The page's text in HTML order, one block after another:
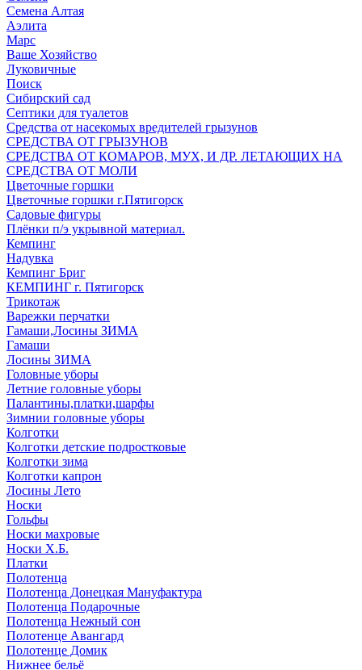
Семена Алтая
Аэлита
Марс
Ваше Хозяйство
Луковичные
Поиск
Сибирский сад
Септики для туалетов
Средства от насекомых вредителей грызунов
СPEДСТВА ОТ ГРЫЗУНОВ
СРЕДСТВА ОТ КОМАРОВ, МУХ, И ДР. ЛЕТАЮЩИХ НА
СРЕДСТВА ОТ МОЛИ
Цветочные горшки
Цветочные горшки г.Пятигорск
Садовые фигуры
Плёнки п/э укрывной материал.
Кемпинг
Надувка
Кемпинг Бриг
КЕМПИНГ г. Пятигорск
Трикотаж
Варежки перчатки
Гамаши,Лосины ЗИМА
Гамаши
Лосины ЗИМА
Головные уборы
Летние головные уборы
Палантины,платки,шарфы
Зимнии головные уборы
Колготки
Колготки детские подростковые
Колготки зима
Колготки капрон
Лосины Лето
Носки
Гольфы
Носки махровые
Носки Х.Б.
Платки
Полотенца
Полотенца Донецкая Мануфактура
Полотенца Подарочные
Полотенца Нежный сон
Полотенце Авангард
Полотенце Домик
Нижнее бельё